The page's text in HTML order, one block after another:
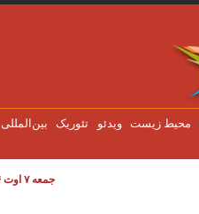
محیط زیست ویدئو تئوریک بین‌المللی
جمعه ۷ اوت ۲۰۲۶